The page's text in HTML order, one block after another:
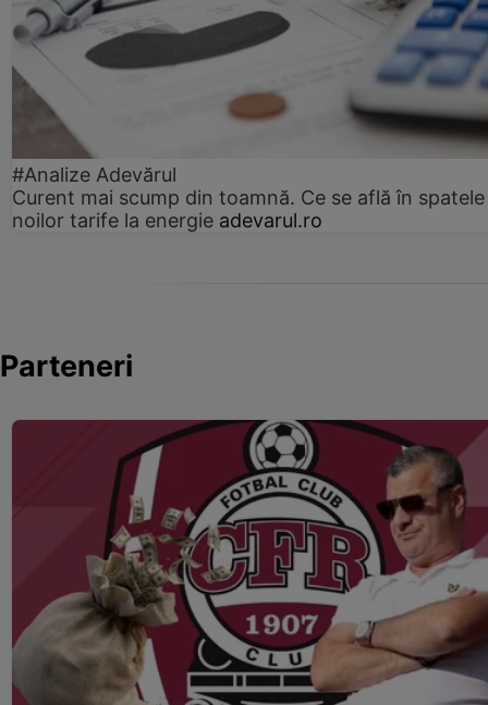
#Analize Adevărul
Curent mai scump din toamnă. Ce se află în spatele
noilor tarife la energie adevarul.ro
Parteneri